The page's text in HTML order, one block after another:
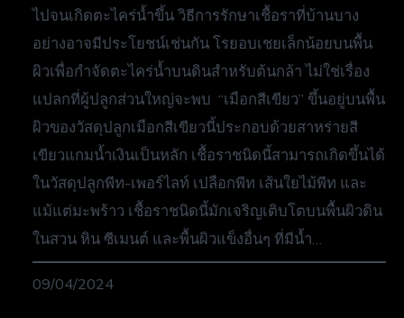
ไปจนเกิดตะไคร่น้ำขึ้น วิธีการรักษาเชื้อราที่บ้านบาง
อย่างอาจมีประโยชน์เช่นกัน โรยอบเชยเล็กน้อยบนพื้น
ผิวเพื่อกำจัดตะไคร่น้ำบนดินสำหรับต้นกล้า ไม่ใช่เรื่อง
แปลกที่ผู้ปลูกส่วนใหญ่จะพบ “เมือกสีเขียว” ขึ้นอยู่บนพื้น
ผิวของวัสดุปลูกเมือกสีเขียวนี้ประกอบด้วยสาหร่ายสี
เขียวแกมน้ำเงินเป็นหลัก เชื้อราชนิดนี้สามารถเกิดขึ้นได้
ในวัสดุปลูกพีท-เพอร์ไลท์ เปลือกพีท เส้นใยไม้พีท และ
แม้แต่มะพร้าว เชื้อราชนิดนี้มักเจริญเติบโตบนพื้นผิวดิน
ในสวน หิน ซีเมนต์ และพื้นผิวแข็งอื่นๆ ที่มีน้ำ…
09/04/2024